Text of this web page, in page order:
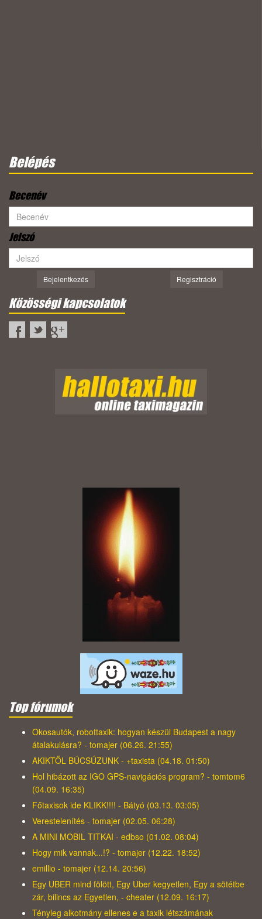
Belépés
Becenév
Jelszó
Bejelentkezés Regisztráció
Közösségi kapcsolatok
Top fórumok
Okosautók, robottaxik: hogyan készül Budapest a nagy
átalakulásra? - tomajer (06.26. 21:55)
AKIKTŐL BÚCSÚZUNK - +taxista (04.18. 01:50)
Hol hibázott az IGO GPS-navigációs program? - tomtom6
(04.09. 16:35)
Főtaxisok ide KLIKK!!!! - Bátyó (03.13. 03:05)
Verestelenítés - tomajer (02.05. 06:28)
A MINI MOBIL TITKAI - edbso (01.02. 08:04)
Hogy mik vannak...!? - tomajer (12.22. 18:52)
emillio - tomajer (12.14. 20:56)
Egy UBER mind fölött, Egy Uber kegyetlen, Egy a sötétbe
zár, bilincs az Egyetlen, - cheater (12.09. 16:17)
Tényleg alkotmány ellenes e a taxik létszámának